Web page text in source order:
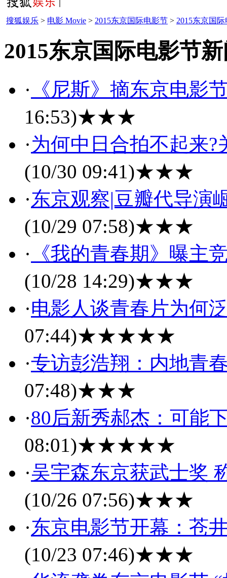
搜狐娱乐 > 电影 Movie > 2015东京国际电影节 > 2015东京国
2015东京国际电影节
· 《尼斯》摘东京电影
16:53)★★★
·为何中日合拍不起来
(10/30 09:41)★★★
·东京观察|豆瓣代导演
(10/29 07:58)★★★
· 《我的青春期》曝主
(10/28 14:29)★★★
·电影人谈青春片为何
07:44)★★★★★
·专访彭浩翔：内地青
07:48)★★★
·80后新秀郝杰：可能
08:01)★★★★★
·吴宇森东京获武士奖
(10/26 07:56)★★★
·东京电影节开幕：苍
(10/23 07:46)★★★